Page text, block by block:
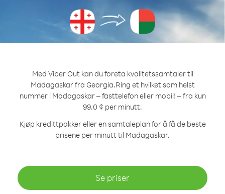
Med Viber Out kan du foreta kvalitetssamtaler til
Madagaskar fra Georgia.Ring et hvilket som helst
nummer i Madagaskar – fasttelefon eller mobil! – fra kun
99.0 ¢ per minutt.
Kjøp kredittpakker eller en samtaleplan for å få de beste
prisene per minutt til Madagaskar.
Se priser